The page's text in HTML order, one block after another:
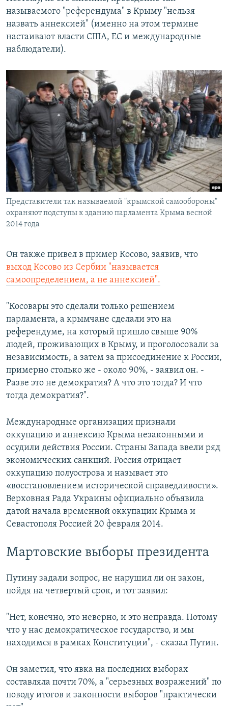
называемого "референдума" в Крыму "нельзя
назвать аннексией" (именно на этом термине
настаивают власти США, ЕС и международные
наблюдатели).
Представители так называемой "крымской самообороны"
охраняют подступы к зданию парламента Крыма весной
2014 года
Он также привел в пример Косово, заявив, что
выход Косово из Сербии "называется
самоопределением, а не аннексией".
"Косовары это сделали только решением
парламента, а крымчане сделали это на
референдуме, на который пришло свыше 90%
людей, проживающих в Крыму, и проголосовали за
независимость, а затем за присоединение к России,
примерно столько же - около 90%, - заявил он. -
Разве это не демократия? А что это тогда? И что
тогда демократия?".
Международные организации признали
оккупацию и аннексию Крыма незаконными и
осудили действия России. Страны Запада ввели ряд
экономических санкций. Россия отрицает
оккупацию полуострова и называет это
«восстановлением исторической справедливости».
Верховная Рада Украины официально объявила
датой начала временной оккупации Крыма и
Севастополя Россией 20 февраля 2014.
Мартовские выборы президента
Путину задали вопрос, не нарушил ли он закон,
пойдя на четвертый срок, и тот заявил:
"Нет, конечно, это неверно, и это неправда. Потому
что у нас демократическое государство, и мы
находимся в рамках Конституции", - сказал Путин.
Он заметил, что явка на последних выборах
составляла почти 70%, а "серьезных возражений" по
поводу итогов и законности выборов "практически